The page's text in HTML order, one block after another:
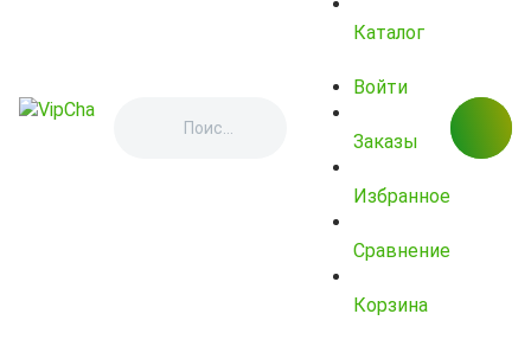
Каталог
Войти
Заказы
Избранное
Сравнение
Корзина